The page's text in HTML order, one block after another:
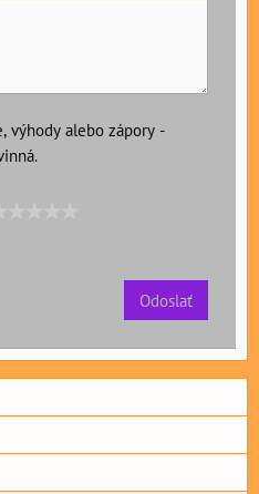
výhody alebo zápory -
Odoslať